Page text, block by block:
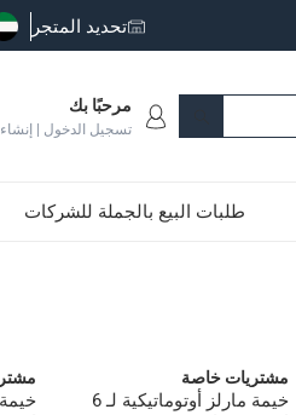
تحديد المتجر
مرحبًا بك
تسجيل الدخول |
طلبات البيع بالجملة للشركات
مشتريات خاصة
خيمة مارلز أوتوماتيكية لـ 6